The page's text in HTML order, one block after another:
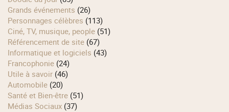
Grands événements (26)
Personnages célèbres (113)
Ciné, TV, musique, people (51)
Référencement de site (67)
Informatique et logiciels (43)
Francophonie (24)
Utile à savoir (46)
Automobile (20)
Santé et Bien-être (51)
Médias Sociaux (37)